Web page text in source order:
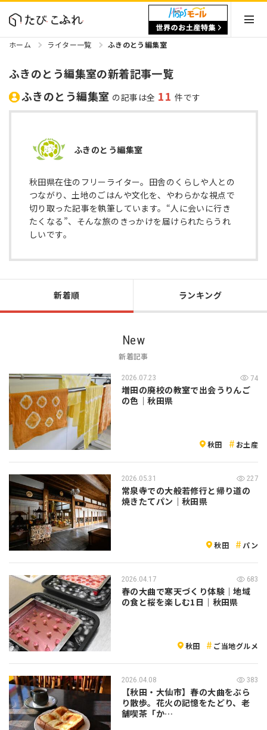
ホーム ライター一覧 ふきのとう編集室
ふきのとう編集室の新着記事一覧
ふきのとう編集室 の記事は全 11 件です
新着順 ランキング
New
新着記事
2026.07.23 74
増田の廃校の教室で出会うりんご
の色｜秋田県
秋田 お土産
2026.05.31 227
常泉寺での大般若修行と帰り道の
焼きたてパン｜秋田県
秋田 パン
2026.04.17 683
春の大曲で寒天づくり体験｜地域
の食と桜を楽しむ1日｜秋田県
秋田 ご当地グルメ
2026.04.08 383
【秋田・大仙市】春の大曲をぶら
り散歩。花火の記憶をたどり、老
舗喫茶「か…
ふきのとう編集室
秋田県在住のフリーライター。田舎のくらしや人との
つながり、土地のごはんや文化を、やわらかな視点で
切り取った記事を執筆しています。“人に会いに行き
たくなる”、そんな旅のきっかけを届けられたらうれ
しいです。